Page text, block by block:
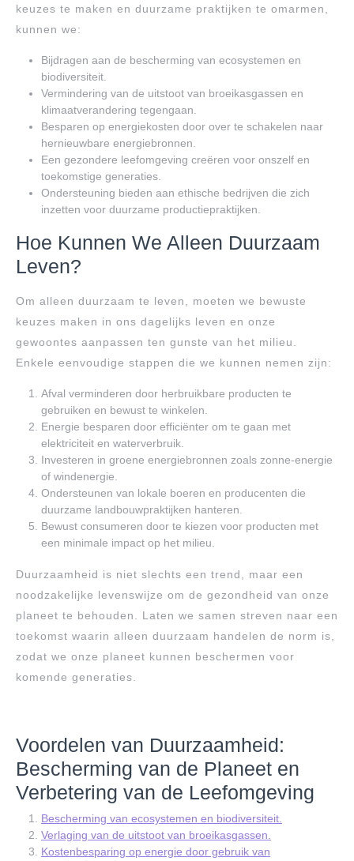
keuzes te maken en duurzame praktijken te omarmen,
kunnen we:
Bijdragen aan de bescherming van ecosystemen en
biodiversiteit.
Vermindering van de uitstoot van broeikasgassen en
klimaatverandering tegengaan.
Besparen op energiekosten door over te schakelen naar
hernieuwbare energiebronnen.
Een gezondere leefomgeving creëren voor onszelf en
toekomstige generaties.
Ondersteuning bieden aan ethische bedrijven die zich
inzetten voor duurzame productiepraktijken.
Hoe Kunnen We Alleen Duurzaam
Leven?
Om alleen duurzaam te leven, moeten we bewuste
keuzes maken in ons dagelijks leven en onze
gewoontes aanpassen ten gunste van het milieu.
Enkele eenvoudige stappen die we kunnen nemen zijn:
Afval verminderen door herbruikbare producten te
gebruiken en bewust te winkelen.
Energie besparen door efficiënter om te gaan met
elektriciteit en waterverbruik.
Investeren in groene energiebronnen zoals zonne-energie
of windenergie.
Ondersteunen van lokale boeren en producenten die
duurzame landbouwpraktijken hanteren.
Bewust consumeren door te kiezen voor producten met
een minimale impact op het milieu.
Duurzaamheid is niet slechts een trend, maar een
noodzakelijke levenswijze om de gezondheid van onze
planeet te behouden. Laten we samen streven naar een
toekomst waarin alleen duurzaam handelen de norm is,
zodat we onze planeet kunnen beschermen voor
komende generaties.
Voordelen van Duurzaamheid:
Bescherming van de Planeet en
Verbetering van de Leefomgeving
Bescherming van ecosystemen en biodiversiteit.
Verlaging van de uitstoot van broeikasgassen.
Kostenbesparing op energie door gebruik van